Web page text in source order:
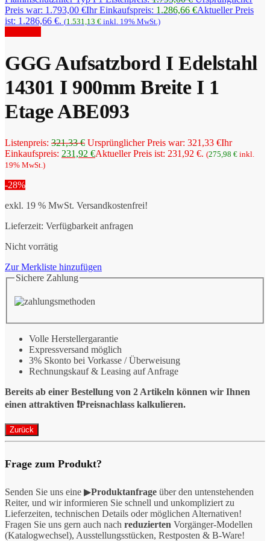
Preis war: 1.793,00 €Ihr Einkaufspreis: 1.286,66 €Aktueller Preis
ist: 1.286,66 €. (1.531,13 € inkl. 19% MwSt.)
GGG Aufsatzbord I Edelstahl
14301 I 900mm Breite I 1
Etage ABE093
Listenpreis: 321,33€ Ursprünglicher Preis war: 321,33 €Ihr
Einkaufspreis: 231,92 €Aktueller Preis ist: 231,92 €. (275,98 € inkl.
19% MwSt.)
-28%
exkl. 19 % MwSt. Versandkostenfrei!
Lieferzeit: Verfügbarkeit anfragen
Nicht vorrätig
Zur Merkliste hinzufügen
Sichere Zahlung
Volle Herstellergarantie
Expressversand möglich
3% Skonto bei Vorkasse / Überweisung
Rechnungskauf & Leasing auf Anfrage
Bereits ab einer Bestellung von 2 Artikeln können wir Ihnen
einen attraktiven ❗️Preisnachlass kalkulieren.
Frage zum Produkt?
Senden Sie uns eine ▶Produktanfrage über den untenstehenden
Reiter, und wir informieren Sie schnell und unkompliziert zu
Lieferzeiten, technischen Details oder möglichen Alternativen!
Fragen Sie uns gern auch nach reduzierten Vorgänger-Modellen
(Katalogwechsel), Ausstellungsstücken, Restposten & B-Ware!